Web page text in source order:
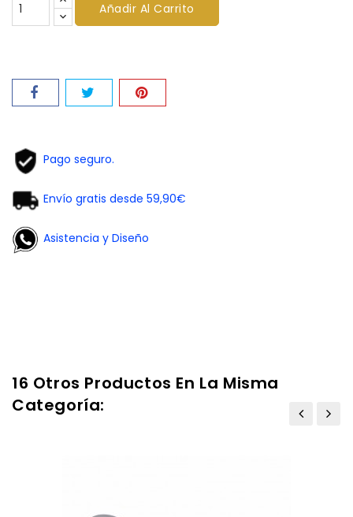
Añadir Al Carrito
Pago seguro.
Envío gratis desde 59,90€
Asistencia y Diseño
16 Otros Productos En La Misma
Categoría: